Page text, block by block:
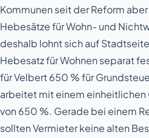
Kommunen seit der Reform
Hebesätze für Wohn- und
deshalb lohnt sich auf
Hebesatz für Wohnen separat
für Velbert 650 % für
arbeitet mit einem
von 650 %. Gerade bei einem
sollten Vermieter keine alten